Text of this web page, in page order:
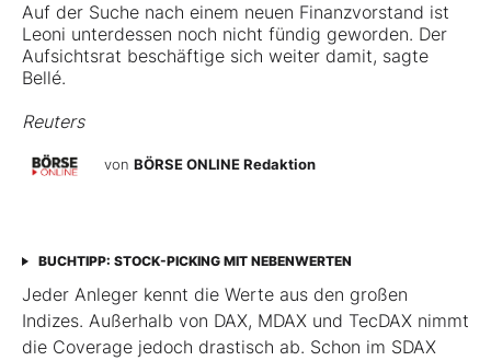
Auf der Suche nach einem neuen Finanzvorstand ist
Leoni unterdessen noch nicht fündig geworden. Der
Aufsichtsrat beschäftige sich weiter damit, sagte
Bellé.
Reuters
von BÖRSE ONLINE Redaktion
BUCHTIPP: STOCK-PICKING MIT NEBENWERTEN
Jeder Anleger kennt die Werte aus den großen
Indizes. Außerhalb von DAX, MDAX und TecDAX nimmt
die Coverage jedoch drastisch ab. Schon im SDAX